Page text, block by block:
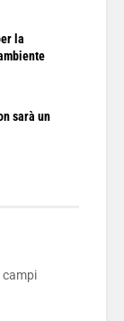
la
sarà un
campi